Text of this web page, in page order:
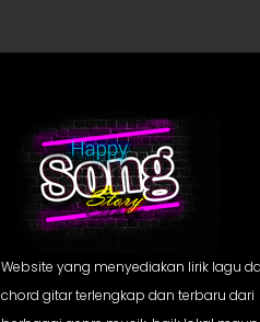
Website yang menyediakan lirik lagu
chord gitar terlengkap dan terbaru dari